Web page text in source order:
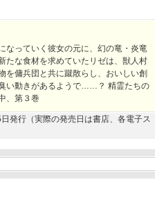
なっていく彼女の元に、幻の竜・炎竜
な食材を求めていたリゼは、獣人村
を傭兵団と共に蹴散らし、おいしい創
い動きがあるようで……？ 精霊たちの
、第３巻
発行（実際の発売日は書店、各電子ス